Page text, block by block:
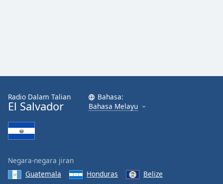
Radio Dalam Talian
El Salvador
Bahasa:
Bahasa Melayu
Negara-negara jiran
Guatemala
Honduras
Belize